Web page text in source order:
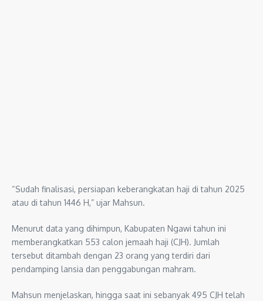
“Sudah finalisasi, persiapan keberangkatan haji di tahun 2025
atau di tahun 1446 H,” ujar Mahsun.
Menurut data yang dihimpun, Kabupaten Ngawi tahun ini
memberangkatkan 553 calon jemaah haji (CJH). Jumlah
tersebut ditambah dengan 23 orang yang terdiri dari
pendamping lansia dan penggabungan mahram.
Mahsun menjelaskan, hingga saat ini sebanyak 495 CJH telah